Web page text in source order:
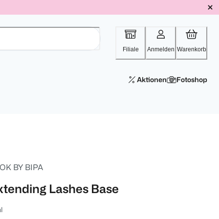
Filiale Anmelden Warenkorb
Aktionen Fotoshop
BY BIPA
Lashes Base